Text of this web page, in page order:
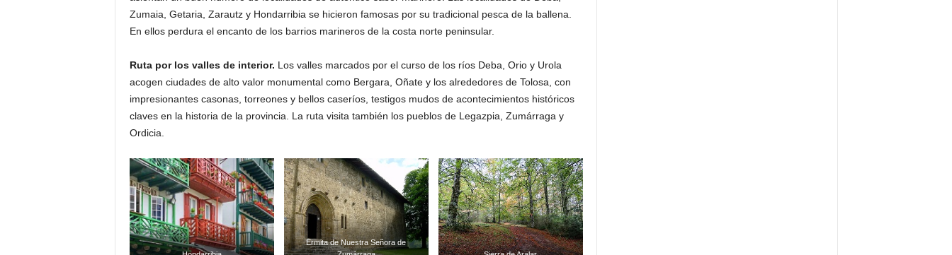
Zumaia, Getaria, Zarautz y Hondarribia se hicieron famosas por su tradicional pesca de la ballena.
En ellos perdura el encanto de los barrios marineros de la costa norte peninsular.
Ruta por los valles de interior. Los valles marcados por el curso de los ríos Deba, Orio y Urola
acogen ciudades de alto valor monumental como Bergara, Oñate y los alrededores de Tolosa, con
impresionantes casonas, torreones y bellos caseríos, testigos mudos de acontecimientos históricos
claves en la historia de la provincia. La ruta visita también los pueblos de Legazpia, Zumárraga y
Ordicia.
Ermita de Nuestra Señora de